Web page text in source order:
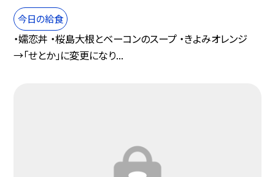
今日の給食
・嬬恋丼 ・桜島大根とベーコンのスープ ・きよみオレンジ
→「せとか」に変更になり...